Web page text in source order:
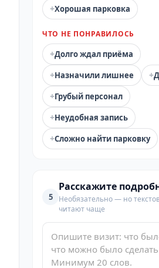
+Хорошая парковка
ЧТО НЕ ПОНРАВИЛОСЬ
+Долго ждал приёма
+Назначили лишнее +
+Грубый персонал
+Неудобная запись
+Сложно найти парковку
5
Расскажите
Необязательно — но
читают чаще